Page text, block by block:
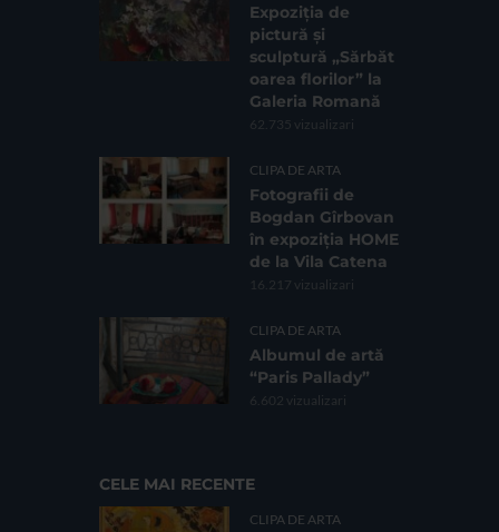
Expoziția de
pictură și
sculptură „Sărbăt
oarea florilor” la
Galeria Romană
62.735 vizualizari
CLIPA DE ARTA
Fotografii de
Bogdan Gîrbovan
în expoziția HOME
de la Vila Catena
16.217 vizualizari
CLIPA DE ARTA
Albumul de artă
“Paris Pallady”
6.602 vizualizari
CELE MAI RECENTE
CLIPA DE ARTA